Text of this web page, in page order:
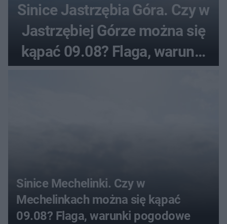
Sinice Jastrzębia Góra. Czy w
Jastrzębiej Górze można się
kąpać 09.08? Flaga, warunki
Sinice Mechelinki. Czy w
Mechelinkach można się kąpać
09.08? Flaga, warunki pogodowe